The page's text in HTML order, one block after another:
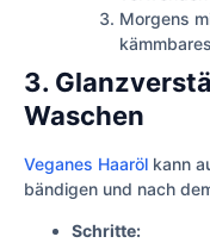
Morgens
3.
Waschen
Veganes Haaröl kann
bändigen und nach
Schritte: